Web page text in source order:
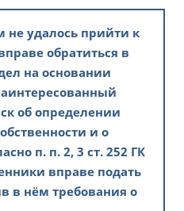
не удалось прийти к
обратиться в
на основании
об определении
и о
п. п. 2, 3 ст. 252 ГК
вправе подать
в нём требования о